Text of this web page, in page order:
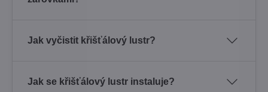
Jak vyčistit křišťálový lustr?
Jak se křišťálový lustr instaluje?